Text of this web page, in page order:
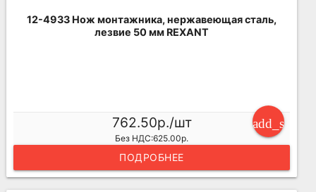
12-4933 Нож монтажника, нержавеющая сталь,
лезвие 50 мм REXANT
762.50р./шт
Без НДС:625.00р.
ПОДРОБНЕЕ